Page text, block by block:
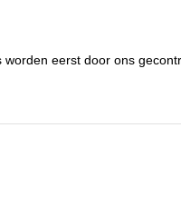
eerst door ons